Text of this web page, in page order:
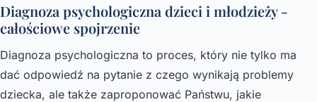
Diagnoza psychologiczna dzieci i młodzieży -
całościowe spojrzenie
Diagnoza psychologiczna to proces, który nie tylko ma
dać odpowiedź na pytanie z czego wynikają problemy
dziecka, ale także zaproponować Państwu, jakie